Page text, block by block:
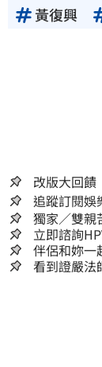
黃復興
改版大回
追蹤訂閱
獨家／雙
稱賠償恐毀
立即諮詢
嫌晚！
伴侶和妳一
看到證嚴法